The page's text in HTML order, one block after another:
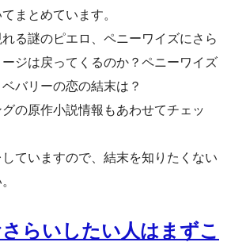
まとめています。
る謎のピエロ、ペニーワイズにさら
ジは戻ってくるのか？ペニーワイズ
バリーの恋の結末は？
の原作小説情報もあわせてチェッ
ていますので、結末を知りたくない
らいしたい人はまずこ